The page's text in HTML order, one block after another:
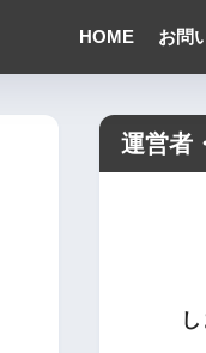
HOME お問
運営者